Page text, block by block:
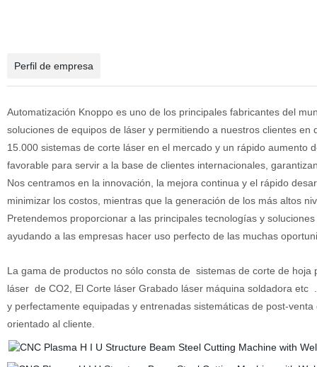
Perfil de empresa
Automatización Knoppoes uno de los principales fabricantes del
soluciones de equipos de láser y permitiendo a nuestros clientes
15.000 sistemas de corte láser en el mercado y un rápido aumento
favorable para servir a la base de clientes internacionales,
Nos centramos en la innovación, la mejora continua y el rápido
minimizar los costos, mientras que la generación de los más altos
Pretendemos proporcionar a las principales tecnologías y
ayudando a las empresas hacer uso perfecto de las muchas
La gama de productos no sólo consta de sistemas de corte de hoja
láser de CO2, El Corte láser Grabado láser máquina soldadora etc
y perfectamente equipadas y entrenadas sistemáticas de post-
orientado al cliente.